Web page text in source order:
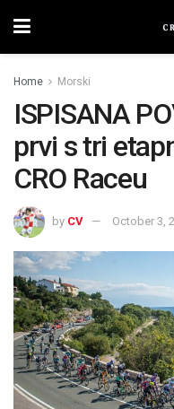
Home Morski
ISPISANA
prvi s tri
CRO Raceu
by CV October 3,